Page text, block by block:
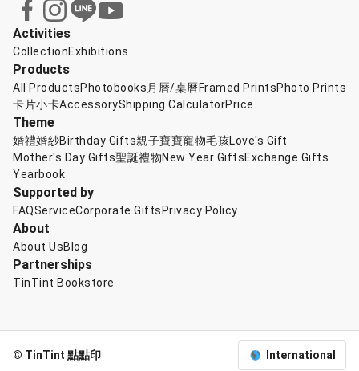
Activities
CollectionExhibitions
Products
All ProductsPhotobooks 月曆/桌曆 Framed PrintsPhoto Prints
卡片小卡AccessoryShipping CalculatorPrice
Theme
婚禮婚紗Birthday Gifts親子寶寶寵物毛孩Love's Gift
Mother's Day Gifts聖誕禮物New Year GiftsExchange Gifts
Yearbook
Supported by
FAQServiceCorporate Gifts Privacy Policy
About
About UsBlog
Partnerships
TinTint Bookstore
© TinTint 點點印 International